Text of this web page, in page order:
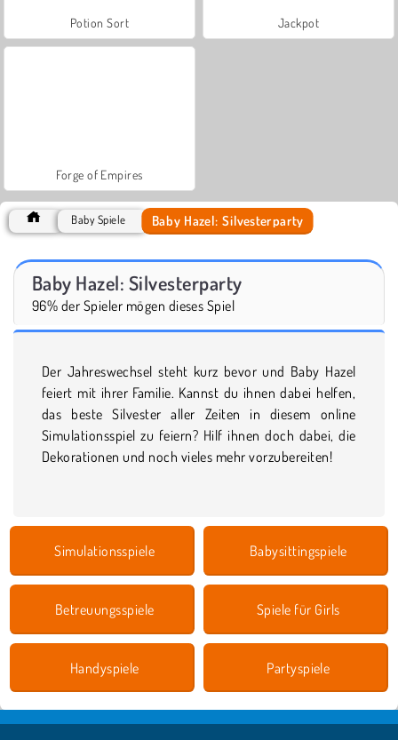
Potion Sort Jackpot
Forge of Empires
Baby Spiele Baby Hazel: Silvesterparty
Baby Hazel: Silvesterparty
96% der Spieler mögen dieses Spiel
Der Jahreswechsel steht kurz bevor und Baby Hazel
feiert mit ihrer Familie. Kannst du ihnen dabei helfen,
das beste Silvester aller Zeiten in diesem online
Simulationsspiel zu feiern? Hilf ihnen doch dabei, die
Dekorationen und noch vieles mehr vorzubereiten!
Simulationsspiele Babysittingspiele
Betreuungsspiele Spiele für Girls
Handyspiele Partyspiele